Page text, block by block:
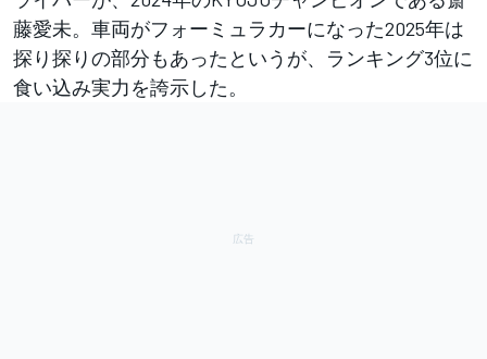
藤愛未。車両がフォーミュラカーになった2025年は
探り探りの部分もあったというが、ランキング3位に
食い込み実力を誇示した。